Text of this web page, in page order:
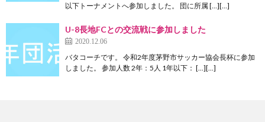
以下トーナメントへ参加しました。 団に所属 […][…]
U-8長地FCとの交流戦に参加しました
2020.12.06
バタコーチです。 令和2年度茅野市サッカー協会長杯に参加
しました。 参加人数 2年：5人 1年以下： […][…]